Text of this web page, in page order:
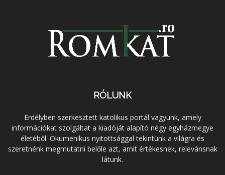
RÓLUNK
Erdélyben szerkesztett katolikus portál vagyunk, amely
információkat szolgáltat a kiadóját alapító négy egyházmegye
életéből. Ökumenikus nyitottsággal tekintünk a világra és
szeretnénk megmutatni belőle azt, amit értékesnek, relevánsnak
látunk.